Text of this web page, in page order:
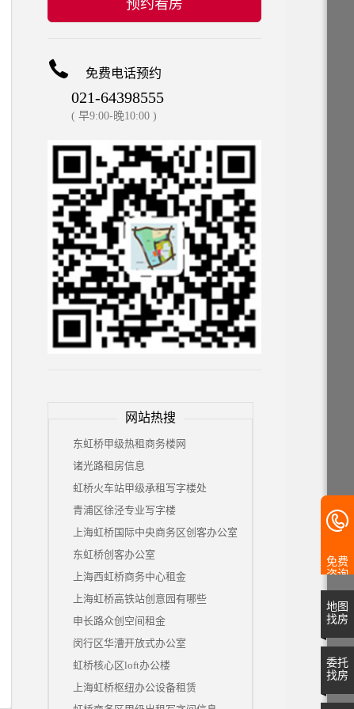
预约看房
免费电话预约
021-64398555
( 早9:00-晚10:00 )
网站热搜
东虹桥甲级热租商务楼网
诸光路租房信息
虹桥火车站甲级承租写字楼处
青浦区徐泾专业写字楼
上海虹桥国际中央商务区创客办公室
东虹桥创客办公室
上海西虹桥商务中心租金
上海虹桥高铁站创意园有哪些
申长路众创空间租金
闵行区华漕开放式办公室
虹桥核心区loft办公楼
上海虹桥枢纽办公设备租赁
免费
咨询
地图
找房
委托
找房